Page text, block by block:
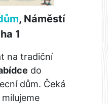
, Náměstí
1
na tradiční
do
dům. Čeká